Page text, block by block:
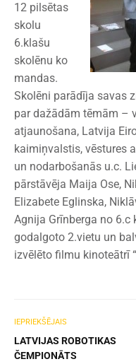
12 pilsētas
skolu
6.klašu
skolēnu ko
mandas.
Skolēni parādīja savas
par dažādām tēmām –
atjaunošana, Latvija
kaimiņvalstis, vēstures
un nodarbošanās u.c.
pārstāvēja Maija Ose,
Elizabete Eglinska,
Agnija Grīnberga no 6.c
godalgoto 2.vietu un
izvēlēto filmu kinoteātrī
IEPRIEKŠĒJAIS
LATVIJAS ROBOTIKAS
ČEMPIONĀTS